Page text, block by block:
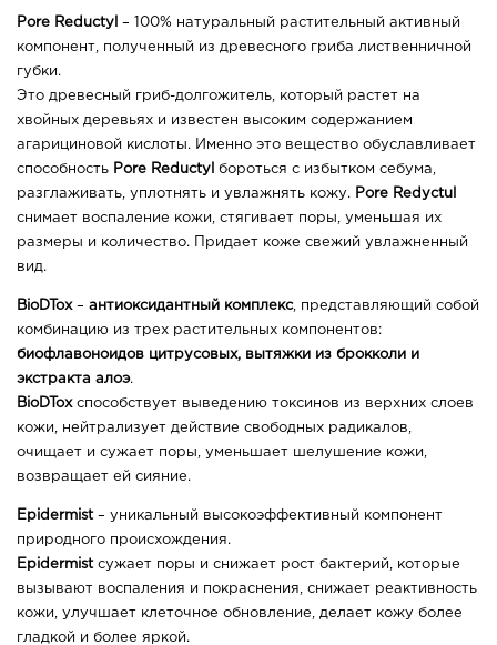
Pore Reductyl
– 100% натуральный растительный активный
компонент, полученный из древесного гриба лиственничной
губки.
Это древесный гриб-долгожитель, который растет на
хвойных деревьях и известен высоким содержанием
агарициновой кислоты. Именно это вещество обуславливает
способность Pore Reductyl
бороться с избытком себума,
разглаживать, уплотнять и увлажнять кожу.
Pore Redyctul
снимает воспаление кожи, стягивает поры, уменьшая их
размеры и количество. Придает коже свежий увлажненный
вид.
BioDTox– антиоксидантный комплекс, представляющий собой
комбинацию из трех растительных компонентов:
биофлавоноидов цитрусовых, вытяжки из брокколи и
экстракта алоэ.
BioDToxспособствует выведению токсинов из верхних слоев
кожи, нейтрализует действие свободных радикалов,
очищает и сужает поры, уменьшает шелушение кожи,
возвращает ей сияние.
Epidermist– уникальный высокоэффективный компонент
природного происхождения.
Epidermistсужает поры и снижает рост бактерий, которые
вызывают воспаления и покраснения, снижает реактивность
кожи, улучшает клеточное обновление, делает кожу более
гладкой и более яркой.